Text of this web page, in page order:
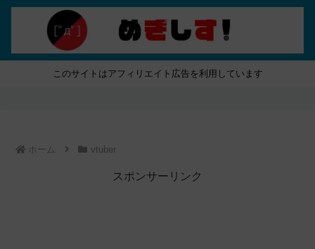
このサイトはアフィリエイト広告を利用しています
ホーム vtuber
スポンサーリンク